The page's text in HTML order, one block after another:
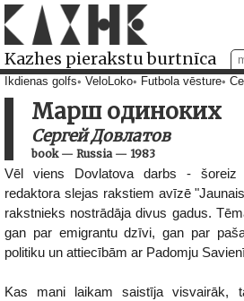
Kazhes pierakstu burtnīca
Ikdienas golfs VeloLoko Futbola vēsture
Марш одиноких
Сергей Довлатов
book— Russia— 1983
Vēl viens Dovlatova darbs - šoreiz
redaktora slejas rakstiem avīzē
rakstnieks nostrādāja divus gadus.
gan par emigrantu dzīvi, gan par
politiku un attiecībām ar Padomju
Kas mani laikam saistīja visvairāk,